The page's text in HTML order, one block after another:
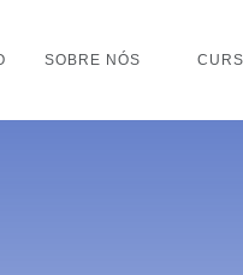
SOBRE NÓS